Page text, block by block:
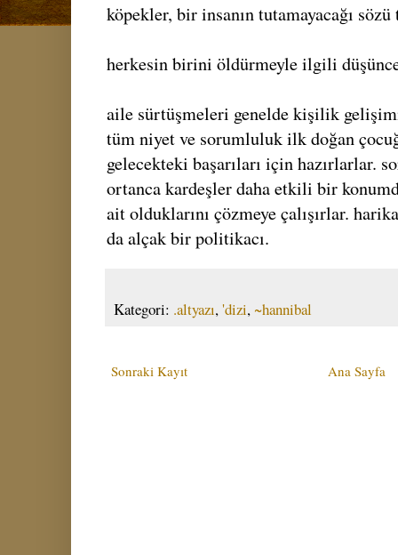
köpekler, bir insanın tutamayacağı
herkesin birini öldürmeyle ilgili
aile sürtüşmeleri genelde kişilik
tüm niyet ve sorumluluk ilk doğan
gelecekteki başarıları için hazırlarlar.
ortanca kardeşler daha etkili bir
ait olduklarını çözmeye çalışırlar.
da alçak bir politikacı.
Kategori: .altyazı,'dizi, ~hannibal
Sonraki Kayıt Ana Sayfa